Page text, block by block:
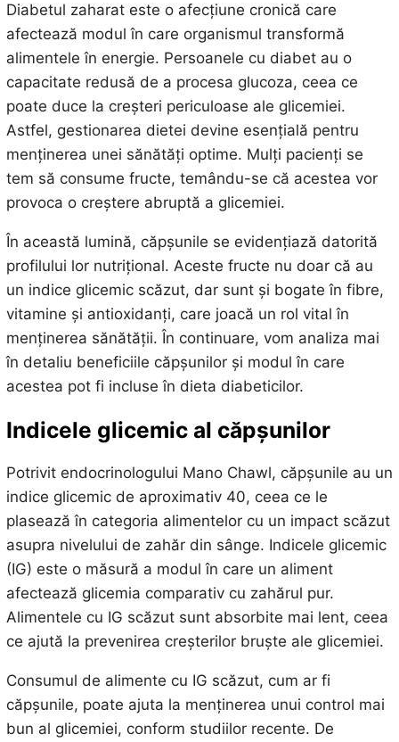
Diabetul zaharat este o afecțiune cronică care
afectează modul în care organismul transformă
alimentele în energie. Persoanele cu diabet au o
capacitate redusă de a procesa glucoza, ceea ce
poate duce la creșteri periculoase ale glicemiei.
Astfel, gestionarea dietei devine esențială pentru
menținerea unei sănătăți optime. Mulți pacienți se
tem să consume fructe, temându-se că acestea vor
provoca o creștere abruptă a glicemiei.
În această lumină, căpșunile se evidențiază datorită
profilului lor nutrițional. Aceste fructe nu doar că au
un indice glicemic scăzut, dar sunt și bogate în fibre,
vitamine și antioxidanți, care joacă un rol vital în
menținerea sănătății. În continuare, vom analiza mai
în detaliu beneficiile căpșunilor și modul în care
acestea pot fi incluse în dieta diabeticilor.
Indicele glicemic al căpșunilor
Potrivit endocrinologului Mano Chawl, căpșunile au un
indice glicemic de aproximativ 40, ceea ce le
plasează în categoria alimentelor cu un impact scăzut
asupra nivelului de zahăr din sânge. Indicele glicemic
(IG) este o măsură a modul în care un aliment
afectează glicemia comparativ cu zahărul pur.
Alimentele cu IG scăzut sunt absorbite mai lent, ceea
ce ajută la prevenirea creșterilor bruște ale glicemiei.
Consumul de alimente cu IG scăzut, cum ar fi
căpșunile, poate ajuta la menținerea unui control mai
bun al glicemiei, conform studiilor recente. De